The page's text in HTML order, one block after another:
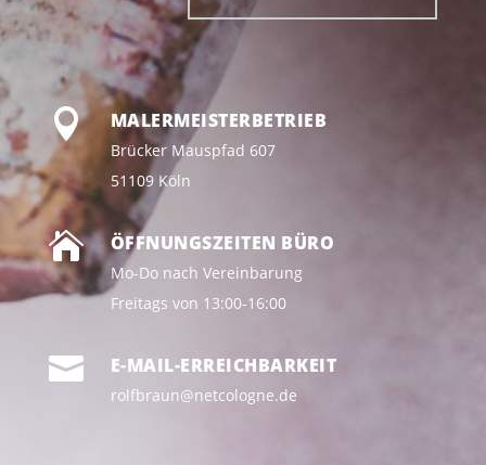
 MALERMEISTERBETRIEB
Brücker Mauspfad 607
51109 Köln
 ÖFFNUNGSZEITEN BÜRO
Mo-Do nach Vereinbarung
Freitags von 13:00-16:00
 E-MAIL-ERREICHBARKEIT
rolfbraun@netcologne.de